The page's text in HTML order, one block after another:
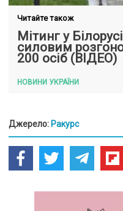
Читайте також
Мітинг у
силовим
200 осіб (ВІДЕО)
НОВИНИ УКРАЇНИ
Джерело: Ракурс